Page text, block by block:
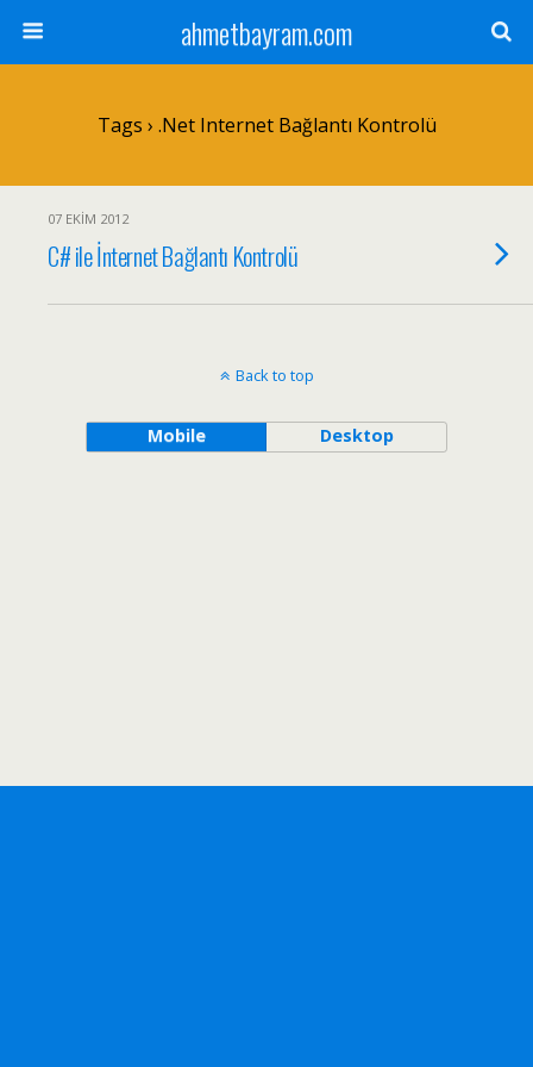
ahmetbayram.com
Tags › .net Internet Bağlantı Kontrolü
07 EKIM 2012
C# ile İnternet Bağlantı Kontrolü
Back to top
Mobile Desktop